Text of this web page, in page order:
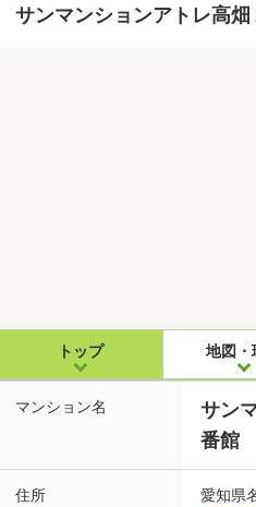
サンマンションアトレ高畑
トップ 地図・
マンション名
サン
番館
住所 愛知県